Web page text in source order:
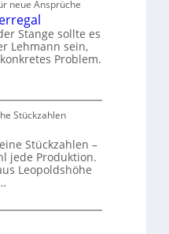
neue Ansprüche
Stange sollte es
Lehmann sein,
Problem.
Stückzahlen
Stückzahlen –
jede Produktion.
Leopoldshöhe